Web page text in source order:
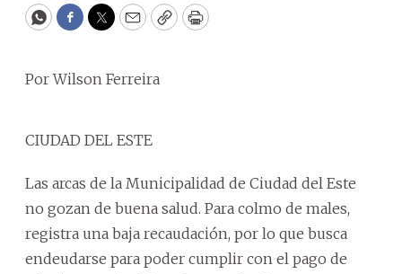
WhatsApp
Facebook
Twitter
EmailCopyPrint
Por Wilson Ferreira
CIUDAD DEL ESTE
Las arcas de la Municipalidad de Ciudad del Este
no gozan de buena salud. Para colmo de males,
registra una baja recaudación, por lo que busca
endeudarse para poder cumplir con el pago de